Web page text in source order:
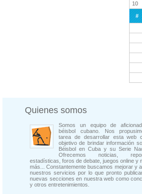
10
#
Quienes somos
Somos un equipo de
béisbol cubano. Nos
tarea de desarrollar esta web
objetivo de brindar información
Béisbol en Cuba y su Serie
Ofrecemos noticias,
estadísticas, foros de debate, juegos online y
más... Constantemente buscamos mejorar y
nuestros servicios por lo que pronto
nuevas secciones en nuestra web como
y otros entretenimientos.